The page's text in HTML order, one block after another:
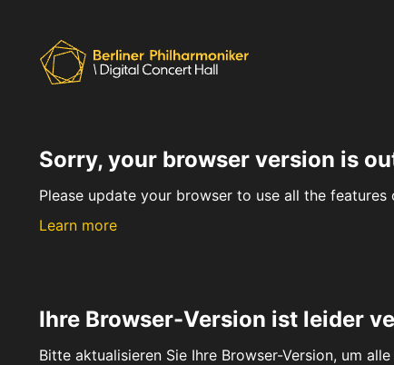
Sorry, your browser version is
Please update your browser to use all the
Learn more
Ihre Browser-Version ist leider
Bitte aktualisieren Sie Ihre Browser-Version, um